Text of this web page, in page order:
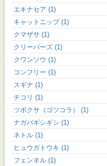
エキナセア (1)
キャットニップ (1)
クマザサ (1)
クリーバーズ (1)
クワンソウ (1)
コンフリー (1)
スギナ (1)
チコリ (1)
ツボクサ（ゴツコラ） (1)
ナガバギシギシ (1)
ネトル (1)
ヒュウガトウキ (1)
フェンネル (1)